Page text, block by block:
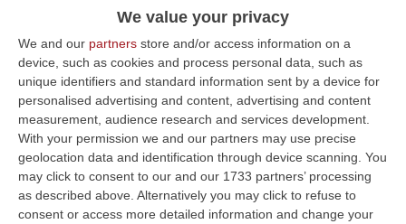
We value your privacy
We and our partners store and/or access information on a
device, such as cookies and process personal data, such as
unique identifiers and standard information sent by a device for
personalised advertising and content, advertising and content
measurement, audience research and services development.
With your permission we and our partners may use precise
geolocation data and identification through device scanning. You
may click to consent to our and our 1733 partners’ processing
as described above. Alternatively you may click to refuse to
consent or access more detailed information and change your
Saladino: «Indagato da de Magistris e
assolto. Sarei io il potere forte?»
L’ex presidente della Compagnia delle Opere